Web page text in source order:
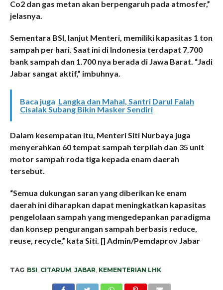
Co2 dan gas metan akan berpengaruh pada atmosfer,”
jelasnya.
Sementara BSI, lanjut Menteri, memiliki kapasitas 1 ton
sampah per hari. Saat ini di Indonesia terdapat 7.700
bank sampah dan 1.700 nya berada di Jawa Barat. “Jadi
Jabar sangat aktif,” imbuhnya.
Baca juga Langka dan Mahal, Santri Darul Falah
Cisalak Subang Bikin Masker Sendiri
Dalam kesempatan itu, Menteri Siti Nurbaya juga
menyerahkan 60 tempat sampah terpilah dan 35 unit
motor sampah roda tiga kepada enam daerah
tersebut.
“Semua dukungan saran yang diberikan ke enam
daerah ini diharapkan dapat meningkatkan kapasitas
pengelolaan sampah yang mengedepankan paradigma
dan konsep pengurangan sampah berbasis reduce,
reuse, recycle,” kata Siti. [] Admin/Pemdaprov Jabar
TAG BSI CITARUM JABAR KEMENTERIAN LHK